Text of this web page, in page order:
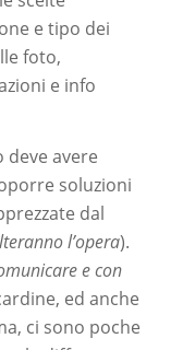
e tipo dei
foto,
e info
avere
soluzioni
dal
l’opera).
e con
ed anche
ci sono poche